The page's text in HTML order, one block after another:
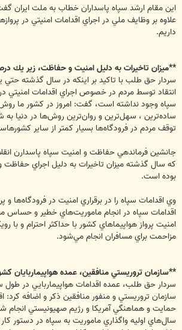
اين مقام ارشد سپاه پاسداران خطاب به ملت ايران
علاوه بر وظايف ملي در اجراي اقدامات امنيتي در
داريم.
**ميزان تاخيرات به دليل امنيت و حفاظت، زير يك
سردار حق طلب با تاكيد بر اينكه در سال گذشته
انتقاد توسط مردم در خصوص اجراي اقدامات امنيتي در
سپاه وجود نداشته است، گفت: امروز در كشور ما
ساده‌ترين ، سهل‌ترين و روان‌ترين روش‌ها در دنيا به
توقف مردم در فرودگاه‌ها بسيار كمتر از ساير
جانشين فرماندهي حفاظت و امنيت سپاه پاسدارن
كه سال گذشته ميزان تاخيرات به دليل اجراي
بوده است.
وي اقدامات سپاه را در برقراري امنيت در فرودگاه‌ها و
اقدامات سپاه در انجام ماموريت‌هاي خطير و حساس
امنيت پرواز هواپيماهاي كشور با حداكثر احترام و با
مزاحمت براي مسافران انجام مي‌شود.
**سازمان تروريستي منافقين، عمده هواپيماربايان
سردار حق طلب، عمده اقدامات هواپيماربايي در
سازمان تروريستي و منفور منافقين ذكر و اضافه كرد:
حمايت و هماهنگي آمريكا و رژيم صهيونيستي انجام
سال‌هاي اوليه واگذاري ماموريت به سپاه در دستور كار